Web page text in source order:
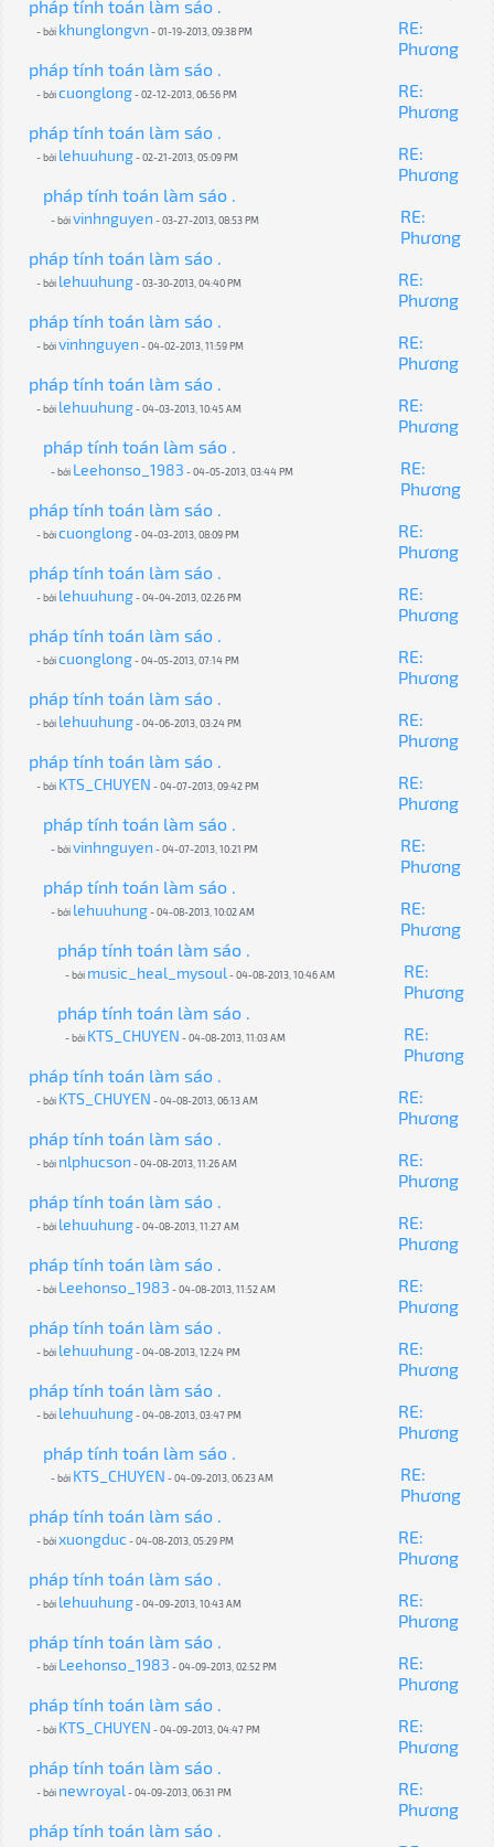
pháp tính toán làm sáo .
- bởi khunglongvn - 01-19-2013, 09:38 PM
RE:
Phương
pháp tính toán làm sáo .
- bởicuonglong- 02-12-2013, 06:56 PM
RE:
Phương
pháp tính toán làm sáo .
- bởi lehuuhung- 02-21-2013, 05:09 PM
RE:
Phương
pháp tính toán làm sáo .
- bởivinhnguyen - 03-27-2013, 08:53 PM
RE:
Phương
pháp tính toán làm sáo .
- bởi lehuuhung- 03-30-2013, 04:40 PM
RE:
Phương
pháp tính toán làm sáo .
- bởivinhnguyen - 04-02-2013, 11:59 PM
RE:
Phương
pháp tính toán làm sáo .
- bởi lehuuhung- 04-03-2013, 10:45 AM
RE:
Phương
pháp tính toán làm sáo .
- bởi Leehonso_1983 - 04-05-2013, 03:44 PM
RE:
Phương
pháp tính toán làm sáo .
- bởicuonglong- 04-03-2013, 08:09 PM
RE:
Phương
pháp tính toán làm sáo .
- bởi lehuuhung- 04-04-2013, 02:26 PM
RE:
Phương
pháp tính toán làm sáo .
- bởicuonglong- 04-05-2013, 07:14 PM
RE:
Phương
pháp tính toán làm sáo .
- bởi lehuuhung- 04-06-2013, 03:24 PM
RE:
Phương
pháp tính toán làm sáo .
- bởi KTS_CHUYEN - 04-07-2013, 09:42 PM
RE:
Phương
pháp tính toán làm sáo .
- bởivinhnguyen - 04-07-2013, 10:21 PM
RE:
Phương
pháp tính toán làm sáo .
- bởi lehuuhung- 04-08-2013, 10:02 AM
RE:
Phương
pháp tính toán làm sáo .
- bởi music_heal_mysoul- 04-08-2013, 10:46 AM
RE:
Phương
pháp tính toán làm sáo .
- bởi KTS_CHUYEN - 04-08-2013, 11:03 AM
RE:
Phương
pháp tính toán làm sáo .
- bởi KTS_CHUYEN - 04-08-2013, 06:13 AM
RE:
Phương
pháp tính toán làm sáo .
- bởi nlphucson - 04-08-2013, 11:26 AM
RE:
Phương
pháp tính toán làm sáo .
- bởi lehuuhung- 04-08-2013, 11:27 AM
RE:
Phương
pháp tính toán làm sáo .
- bởi Leehonso_1983 - 04-08-2013, 11:52 AM
RE:
Phương
pháp tính toán làm sáo .
- bởi lehuuhung- 04-08-2013, 12:24 PM
RE:
Phương
pháp tính toán làm sáo .
- bởi lehuuhung- 04-08-2013, 03:47 PM
RE:
Phương
pháp tính toán làm sáo .
- bởi KTS_CHUYEN - 04-09-2013, 06:23 AM
RE:
Phương
pháp tính toán làm sáo .
- bởixuongduc- 04-08-2013, 05:29 PM
RE:
Phương
pháp tính toán làm sáo .
- bởi lehuuhung- 04-09-2013, 10:43 AM
RE:
Phương
pháp tính toán làm sáo .
- bởi Leehonso_1983 - 04-09-2013, 02:52 PM
RE:
Phương
pháp tính toán làm sáo .
- bởi KTS_CHUYEN - 04-09-2013, 04:47 PM
RE:
Phương
pháp tính toán làm sáo .
- bởi newroyal- 04-09-2013, 06:31 PM
RE:
Phương
pháp tính toán làm sáo .